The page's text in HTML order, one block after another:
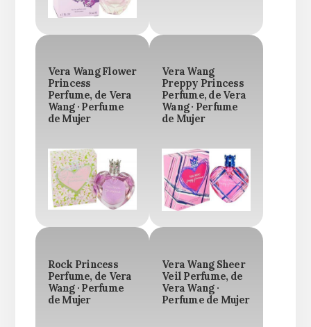
Vera Wang Flower
Princess
Perfume, de Vera
Wang · Perfume
de Mujer
Vera Wang
Preppy Princess
Perfume, de Vera
Wang · Perfume
de Mujer
Rock Princess
Perfume, de Vera
Wang · Perfume
de Mujer
Vera Wang Sheer
Veil Perfume, de
Vera Wang ·
Perfume de Mujer